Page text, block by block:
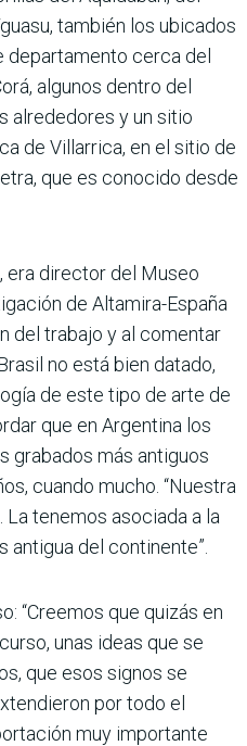
también los ubicados
departamento cerca del
algunos dentro del
alrededores y un sitio
de Villa­rrica, en el sitio de
que es conocido desde
era director del Museo
de Altamira-España
del trabajo y al comentar
no está bien datado,
de este tipo de arte de
que en Argentina los
grabados más anti­guos
cuando mucho. “Nuestra
tenemos asociada a la
antigua del continente”.
“Creemos que quizás en
unas ideas que se
que esos signos se
por todo el
muy importante